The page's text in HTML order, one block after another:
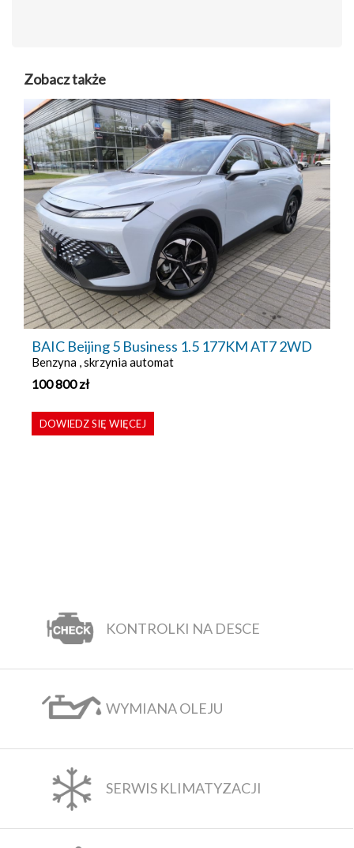
Zobacz także
BAIC Beijing 5 Business 1.5 177KM AT7 2WD
Benzyna , skrzynia automat
100 800zł
DOWIEDZ SIĘ WIĘCEJ
KONTROLKI NA DESCE
WYMIANA OLEJU
SERWIS KLIMATYZACJI